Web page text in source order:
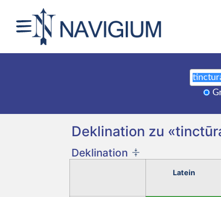
Deklination zu
Deklination
Latein